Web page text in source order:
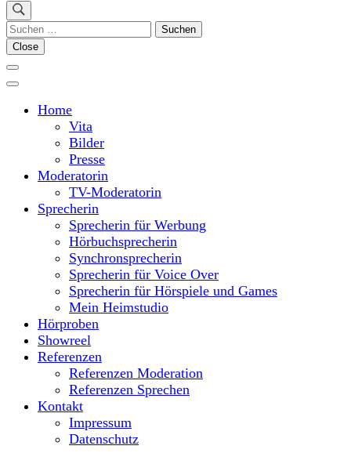
Suchen
nach:
Close
Home
Vita
Bilder
Presse
Moderatorin
TV-Moderatorin
Sprecherin
Sprecherin für Werbung
Hörbuchsprecherin
Synchronsprecherin
Sprecherin für Voice Over
Sprecherin für Hörspiele und Games
Mein Heimstudio
Hörproben
Showreel
Referenzen
Referenzen Moderation
Referenzen Sprechen
Kontakt
Impressum
Datenschutz